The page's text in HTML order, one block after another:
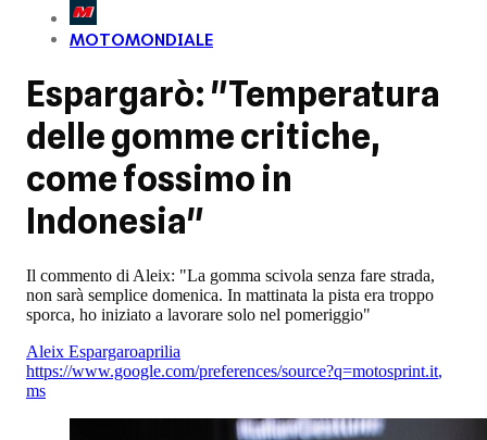
MOTOMONDIALE
Espargarò: "Temperatura
delle gomme critiche,
come fossimo in
Indonesia"
Il commento di Aleix: "La gomma scivola senza fare strada,
non sarà semplice domenica. In mattinata la pista era troppo
sporca, ho iniziato a lavorare solo nel pomeriggio"
Aleix Espargaroaprilia
https://www.google.com/preferences/source?q=motosprint.it,
ms